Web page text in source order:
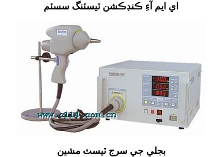
اي ايم آءِ ڪنڊڪشن ٽيسٽنگ سسٽم
بجلي جي سرج ٽيسٽ مشين